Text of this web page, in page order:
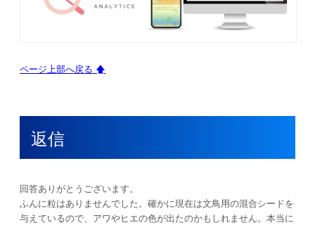
ページ上部へ戻る 🡅
返信
回答ありがとうございます。
ふんに粒はありませんでした。確かに現在は文鳥用の混合シードを
与えているので、アワやヒエの色が出たのかもしれません。本当に